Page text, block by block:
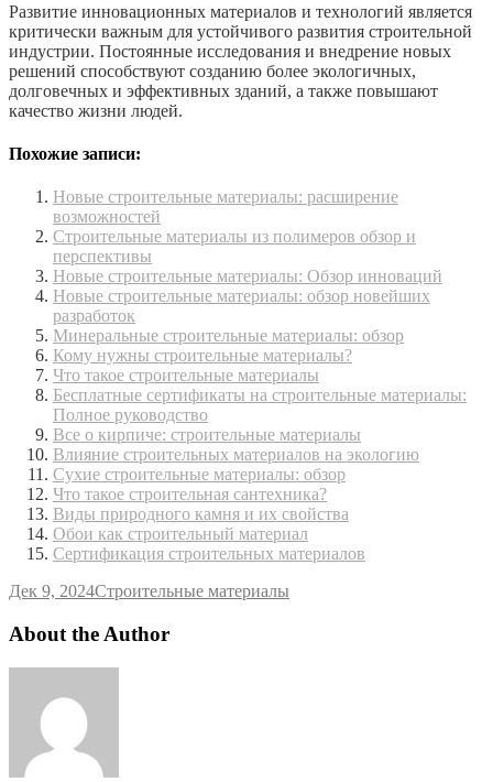
Развитие инновационных материалов и технологий является
критически важным для устойчивого развития строительной
индустрии. Постоянные исследования и внедрение новых
решений способствуют созданию более экологичных,
долговечных и эффективных зданий, а также повышают
качество жизни людей.
Похожие записи:
Новые строительные материалы: расширение
возможностей
Строительные материалы из полимеров обзор и
перспективы
Новые строительные материалы: Обзор инноваций
Новые строительные материалы: обзор новейших
разработок
Минеральные строительные материалы: обзор
Кому нужны строительные материалы?
Что такое строительные материалы
Бесплатные сертификаты на строительные материалы:
Полное руководство
Все о кирпиче: строительные материалы
Влияние строительных материалов на экологию
Сухие строительные материалы: обзор
Что такое строительная сантехника?
Виды природного камня и их свойства
Обои как строительный материал
Сертификация строительных материалов
Дек 9, 2024Строительные материалы
About the Author